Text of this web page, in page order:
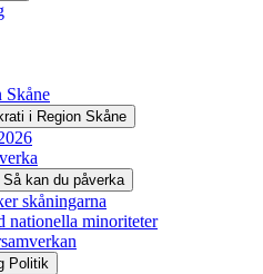
Skåne
i Region Skåne
Så kan du påverka
skåningarna
nationella minoriteter
Politik